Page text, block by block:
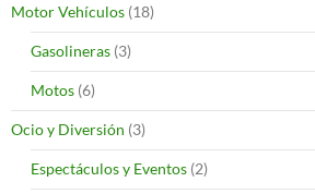
Motor Vehículos (18)
Gasolineras (3)
Motos (6)
Ocio y Diversión (3)
Espectáculos y Eventos (2)